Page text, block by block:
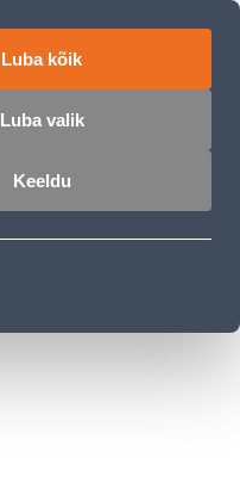
Luba kõik
Luba valik
Keeldu
ETRUEN
Ostukorv
BLOGI